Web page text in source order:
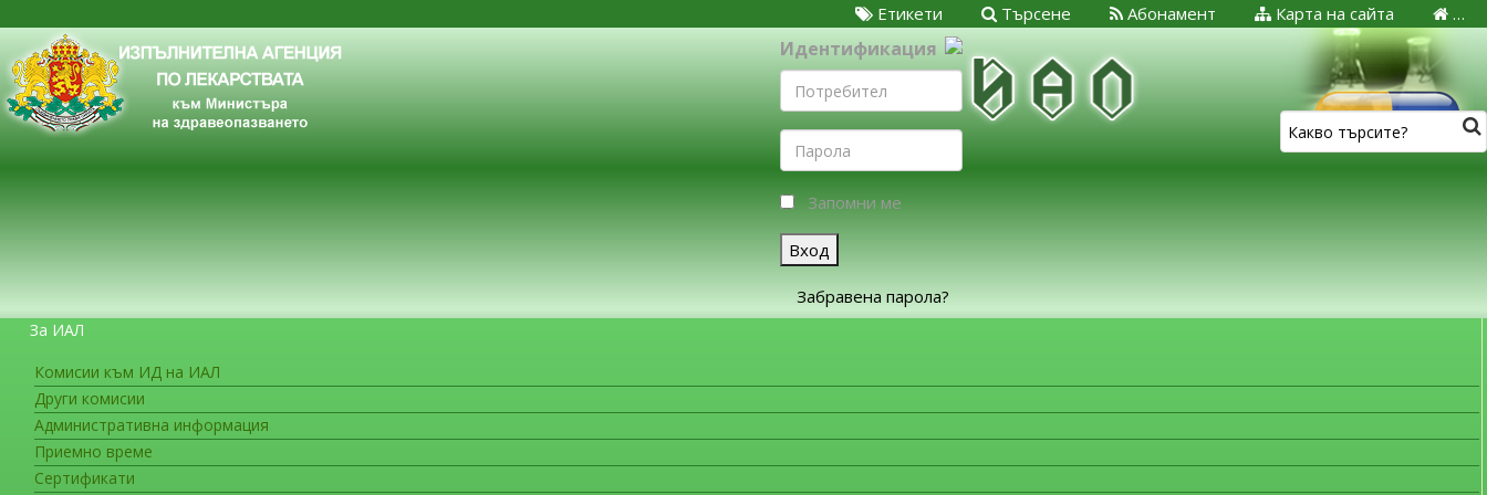
…
Карта на сайта
Абонамент
Търсене
Етикети
Идентификация
Запомни ме
Вход
Забравена парола?
За ИАЛ
Комисии към ИД на ИАЛ
Други комисии
Административна информация
Приемно време
Сертификати
ЗА ГРАЖДАНИТЕ